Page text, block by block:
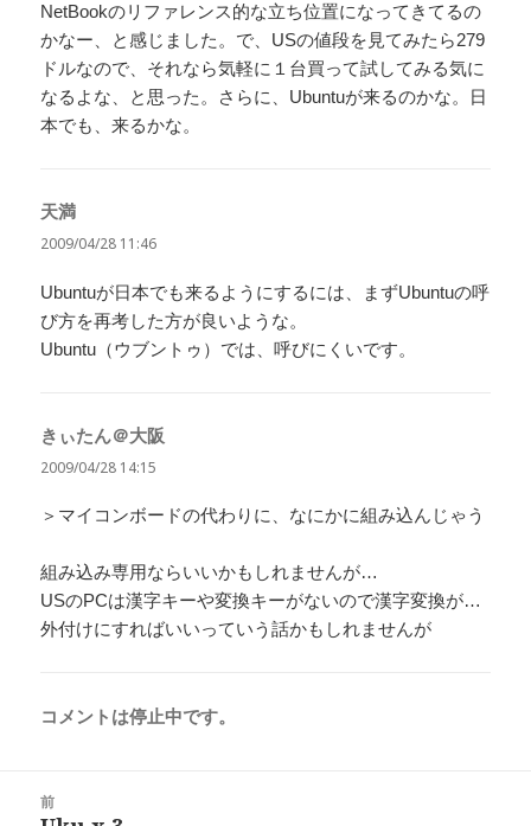
NetBookのリファレンス的な立ち位置になってきてるの
かなー、と感じました。で、USの値段を見てみたら279
ドルなので、それなら気軽に１台買って試してみる気に
なるよな、と思った。さらに、Ubuntuが来るのかな。日
本でも、来るかな。
天満
り:
2009/04/28 11:46
Ubuntuが日本でも来るようにするには、まずUbuntuの呼
び方を再考した方が良いような。
Ubuntu（ウブントゥ）では、呼びにくいです。
きぃたん＠大阪
2009/04/28 14:15
＞マイコンボードの代わりに、なにかに組み込んじゃう
組み込み専用ならいいかもしれませんが…
USのPCは漢字キーや変換キーがないので漢字変換が…
外付けにすればいいっていう話かもしれませんが
コメントは停止中です。
前